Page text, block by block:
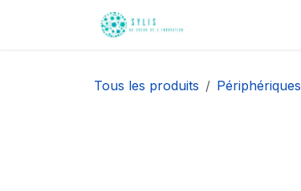
Se rendre au contenu
Tous les produits Périphériques